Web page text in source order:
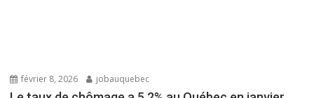
février 8, 2026 jobauquebec